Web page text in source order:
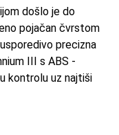
došlo je do
pojačan čvrstom
precizna
III s ABS -
kontrolu uz najtiši